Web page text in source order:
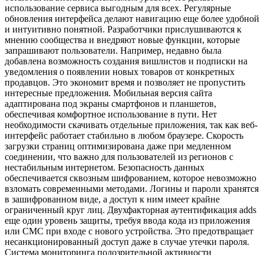
использование сервиса выгодным для всех. Регулярные
обновления интерфейса делают навигацию еще более удобной
и интуитивно понятной. Разработчики прислушиваются к
мнению сообщества и внедряют новые функции, которые
запрашивают пользователи. Например, недавно была
добавлена возможность создания вишлистов и подписки на
уведомления о появлении новых товаров от конкретных
продавцов. Это экономит время и позволяет не пропустить
интересные предложения. Мобильная версия сайта
адаптирована под экраны смартфонов и планшетов,
обеспечивая комфортное использование в пути. Нет
необходимости скачивать отдельные приложения, так как веб-
интерфейс работает стабильно в любом браузере. Скорость
загрузки страниц оптимизирована даже при медленном
соединении, что важно для пользователей из регионов с
нестабильным интернетом. Безопасность данных
обеспечивается сквозным шифрованием, которое невозможно
взломать современными методами. Логины и пароли хранятся
в зашифрованном виде, а доступ к ним имеет крайне
ограниченный круг лиц. Двухфакторная аутентификация adds
еще один уровень защиты, требуя ввода кода из приложения
или СМС при входе с нового устройства. Это предотвращает
несанкционированный доступ даже в случае утечки пароля.
Система мониторинга подозрительной активности